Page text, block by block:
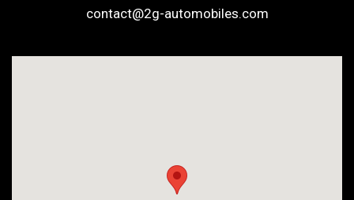
contact@2g-automobiles.com